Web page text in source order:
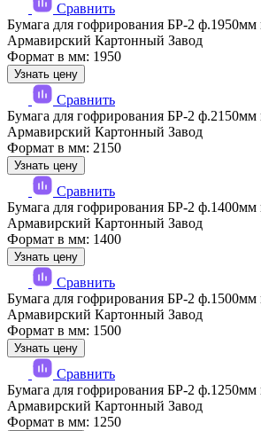
Сравнить
Бумага для гофрирования БР-2 ф.1950мм
Армавирский Картонный Завод
Формат в мм: 1950
Узнать цену
Сравнить
Бумага для гофрирования БР-2 ф.2150мм
Армавирский Картонный Завод
Формат в мм: 2150
Узнать цену
Сравнить
Бумага для гофрирования БР-2 ф.1400мм
Армавирский Картонный Завод
Формат в мм: 1400
Узнать цену
Сравнить
Бумага для гофрирования БР-2 ф.1500мм
Армавирский Картонный Завод
Формат в мм: 1500
Узнать цену
Сравнить
Бумага для гофрирования БР-2 ф.1250мм
Армавирский Картонный Завод
Формат в мм: 1250